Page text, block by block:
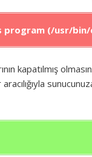
program (/usr/
kapatılmış